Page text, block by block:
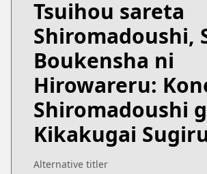
https://gaugau.futabanet.jp/
Kitsu
https://kitsu.app/manga/60301
MangaUpdates
MangaUpdates
https://
Book☆Walker
Book☆Walker
https://bookwalker.jp/series/
Tsuihou sareta
Shiromadoushi,
Boukensha ni
Hirowareru:
Shiromadoushi
Kikakugai
Alternative titler